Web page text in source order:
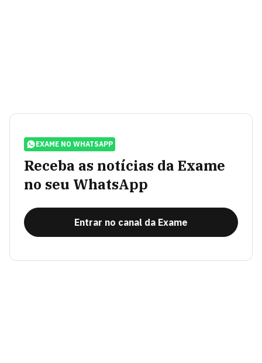
EXAME NO WHATSAPP
Receba as notícias da Exame
no seu WhatsApp
Entrar no canal da Exame